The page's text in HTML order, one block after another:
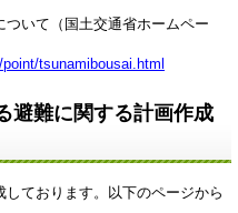
いて（国土交通省ホームペー
tsunamibousai.html
避難に関する計画作成
ております。以下のページから